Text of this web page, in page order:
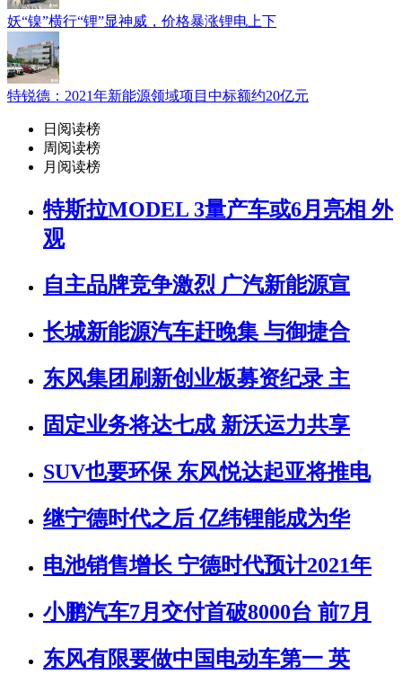
妖“镍”横行“锂”显神威，价格暴涨锂电上下
特锐德：2021年新能源领域项目中标额约20亿元
日阅读榜
周阅读榜
月阅读榜
特斯拉MODEL 3量产车或6月亮相 外
观
自主品牌竞争激烈 广汽新能源宣
长城新能源汽车赶晚集 与御捷合
东风集团刷新创业板募资纪录 主
固定业务将达七成 新沃运力共享
SUV也要环保 东风悦达起亚将推电
继宁德时代之后 亿纬锂能成为华
电池销售增长 宁德时代预计2021年
小鹏汽车7月交付首破8000台 前7月
东风有限要做中国电动车第一 英